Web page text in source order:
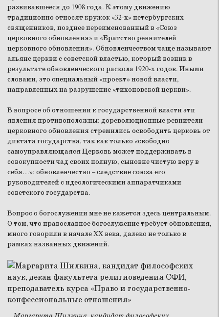
развивавшееся до 1908 года. К этому движению
традиционно относят кружок «32-х» петербургских
священников, позднее переименованный в «Союз
церковного обновления» и «Братство ревнителей
церковного обновления». Обновленчеством чаще называют
альянс церкви с советской властью, который возник в
результате обновленческого раскола 1920-х годов. Иными
словами, это специальный «проект» новой власти,
направленных на разрушение «тихоновской церкви».
В вопросе об отношении к государственной власти эти
явления противоположны: дореволюционные ревнители
церковного обновления стремились освободить церковь от
диктата государства, так как только «свободно
самоуправляющаяся Церковь может поддерживать в
совокупности чад своих полную, сыновне чистую веру в
себя…»; обновленчество – следствие союза его
руководителей с идеологическими аппаратчиками
советского государства.
Вопрос о богослужении мне не кажется здесь центральным.
О том, что православное богослужение требует обновления,
много говорили в начале XX века, далеко не только в
рамках названных движений.